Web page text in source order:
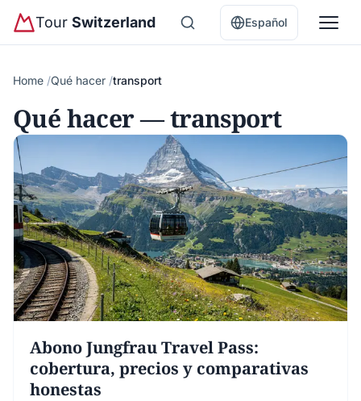
Tour Switzerland Español
Home Qué hacer transport
Qué hacer — transport
Abono Jungfrau Travel Pass:
cobertura, precios y comparativas
honestas